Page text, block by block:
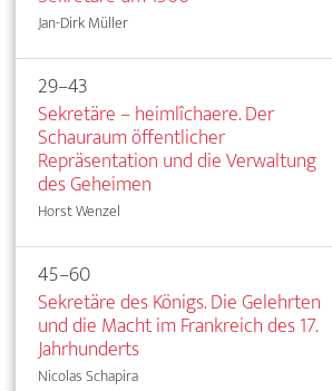
Jan-Dirk Müller
29–43
Sekretäre – heimlîchaere. Der
Schauraum öffentlicher
Repräsentation und die Verwaltung
des Geheimen
Horst Wenzel
45–60
Sekretäre des Königs. Die Gelehrten
und die Macht im Frankreich des 17.
Jahrhunderts
Nicolas Schapira